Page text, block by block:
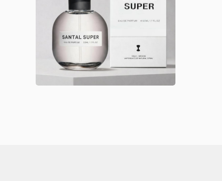
Armaf
Armaf nam
Armaf nữ
Astrophil & Stella
Astrophil & Stella unisex